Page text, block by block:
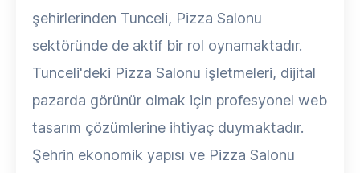
şehirlerinden Tunceli, Pizza Salonu
sektöründe de aktif bir rol oynamaktadır.
Tunceli'deki Pizza Salonu işletmeleri, dijital
pazarda görünür olmak için profesyonel web
tasarım çözümlerine ihtiyaç duymaktadır.
Şehrin ekonomik yapısı ve Pizza Salonu